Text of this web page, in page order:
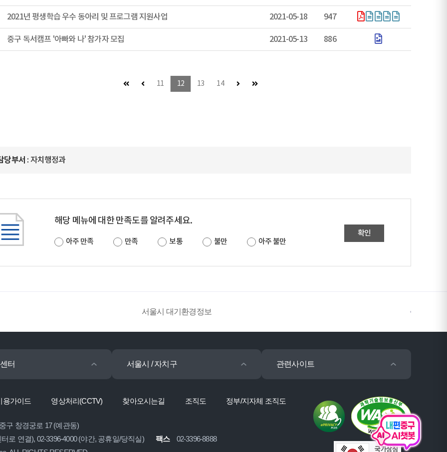
2021년 평생학습 우수 동아리 및 프로그램 지원사업 2021-05-18 947
중구 독서캠프 '아빠와 나' 참가자 모집 2021-05-13 886
첫 페이지이전 페이지
11 12 13 14 다음 페이지 (이동불가)
마지막 페이지
당부서 : 자치행정과
해당 메뉴에 대한 만족도를 알려주세요.
아주 만족 만족 보통 불만 아주 불만
확인
서울시 대기환경정보
터 서울시 / 자치구 관련사이트
용가이드 영상처리(CCTV) 찾아오시는길 조직도 정부/지자체 조직도
구 창경궁로 17 (예관동)
로 연결), 02-3396-4000 (야간, 공휴일/당직실) 팩스
02-3396-8888